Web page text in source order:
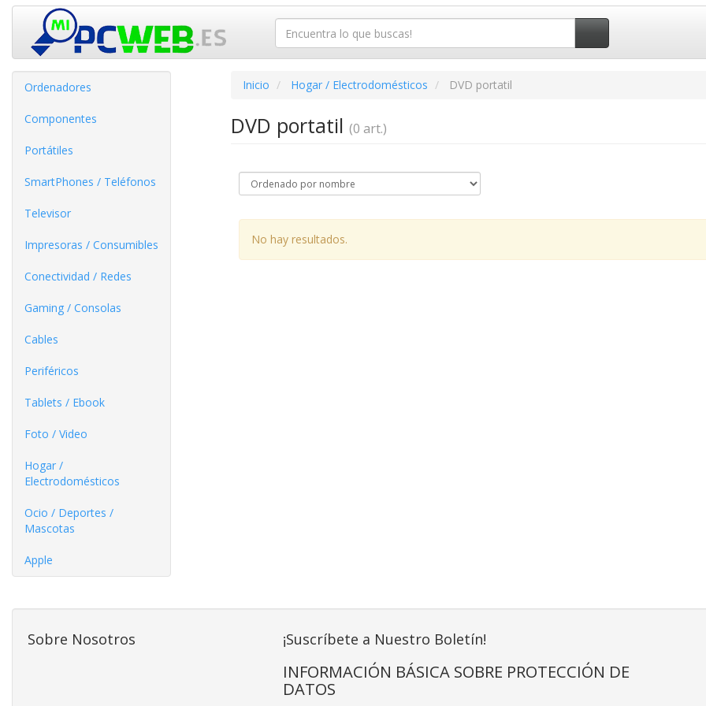
Ordenadores
Componentes
Portátiles
SmartPhones / Teléfonos
Televisor
Impresoras / Consumibles
Conectividad / Redes
Gaming / Consolas
Cables
Periféricos
Tablets / Ebook
Foto / Video
Hogar /
Electrodomésticos
Ocio / Deportes /
Mascotas
Apple
Inicio Hogar / Electrodomésticos DVD portatil
DVD portatil (0 art.)
No hay resultados.
Sobre Nosotros ¡Suscríbete a Nuestro Boletín!
INFORMACIÓN BÁSICA SOBRE PROTECCIÓN DE
DATOS